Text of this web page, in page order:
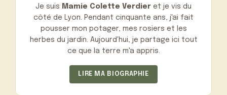
Je suis Mamie Colette Verdier et je vis du
côté de Lyon. Pendant cinquante ans, j'ai fait
pousser mon potager, mes rosiers et les
herbes du jardin. Aujourd'hui, je partage ici tout
ce que la terre m'a appris.
LIRE MA BIOGRAPHIE